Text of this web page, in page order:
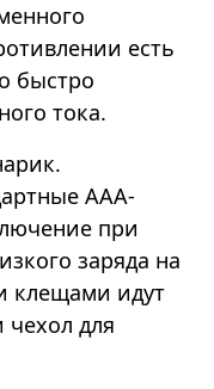
есть
быстро
тока.
AAA-
при
заряда на
клещами идут
для